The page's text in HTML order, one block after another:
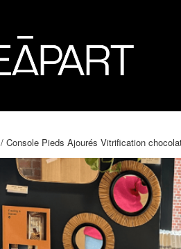
/ Console Pieds Ajourés Vitrification